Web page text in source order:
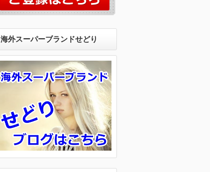
海外スーパーブランドせどり